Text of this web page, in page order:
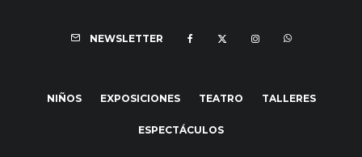
NEWSLETTER
NIÑOS EXPOSICIONES TEATRO TALLERES
ESPECTÁCULOS